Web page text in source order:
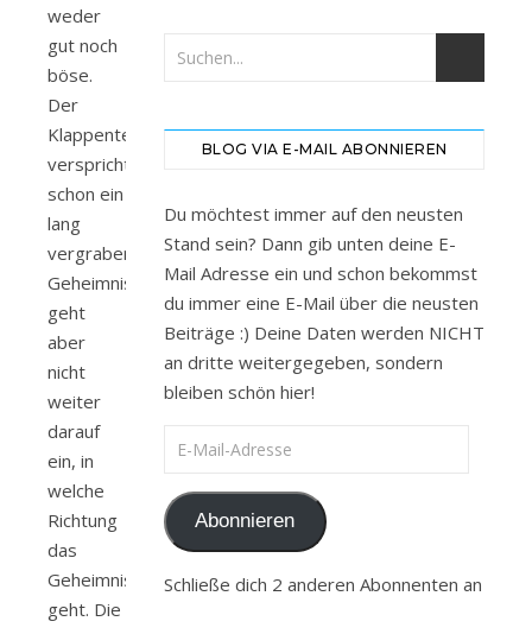
weder
gut noch
böse.
Der
Klappentext
verspricht
schon ein
lang
vergrabenes
Geheimnis,
geht
aber
nicht
weiter
darauf
ein, in
welche
Richtung
das
Geheimnis
geht. Die
BLOG VIA E-MAIL ABONNIEREN
Du möchtest immer auf den neusten
Stand sein? Dann gib unten deine E-
Mail Adresse ein und schon bekommst
du immer eine E-Mail über die neusten
Beiträge :) Deine Daten werden NICHT
an dritte weitergegeben, sondern
bleiben schön hier!
E-Mail-Adresse
Abonnieren
Schließe dich 2 anderen Abonnenten an